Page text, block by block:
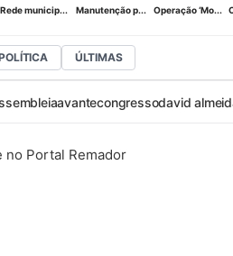
Rede municip... Manutenção p... Operação ‘Mo...
ÚLTIMAS
avantecongressodavid